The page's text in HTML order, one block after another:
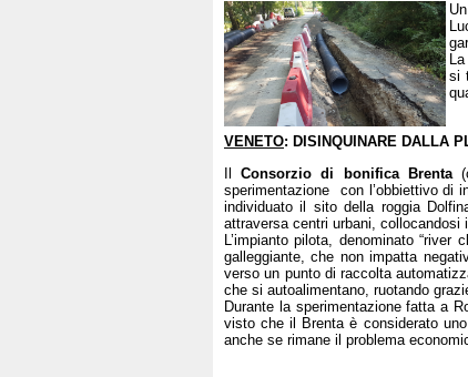
si
VENETO: DISINQUINARE DALLA
IlConsorzio di bonifica Brenta
sperimentazione con l’obbiettivo di
individuato il sito della roggia
attraversa centri urbani,
L’impianto pilota, denominato
galleggiante, che non impatta
verso un punto di raccolta
che si autoalimentano, ruotando
Durante la sperimentazione fatta a
visto che il Brenta è considerato
anche se rimane il problema